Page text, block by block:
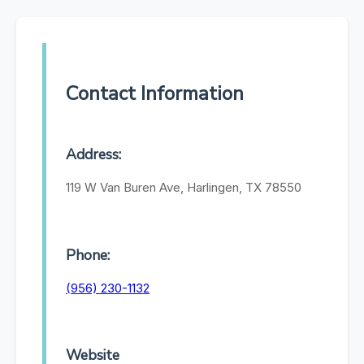
Contact Information
Address:
119 W Van Buren Ave, Harlingen, TX 78550
Phone:
(956) 230-1132
Website